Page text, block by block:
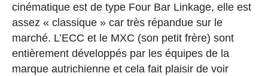
cinématique est de type Four Bar Linkage, elle est
assez « classique » car très répandue sur le
marché. L’ECC et le MXC (son petit frère) sont
entièrement développés par les équipes de la
marque autrichienne et cela fait plaisir de voir